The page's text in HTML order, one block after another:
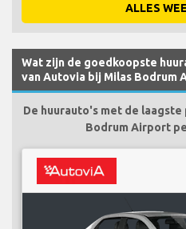
ALLES
Wat zijn de goedkoopste
van Autovia bij Milas Bodrum
De huurauto's met de
Bodrum Airport